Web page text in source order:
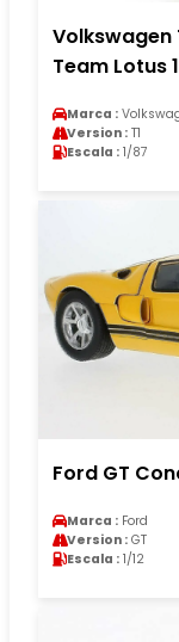
Team Lotus
Marca :
Version : T1
Escala : 1/87
Ford GT
Marca : Ford
Version : GT
Escala : 1/12